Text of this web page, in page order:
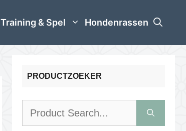
Training & Spel Hondenrassen
PRODUCTZOEKER